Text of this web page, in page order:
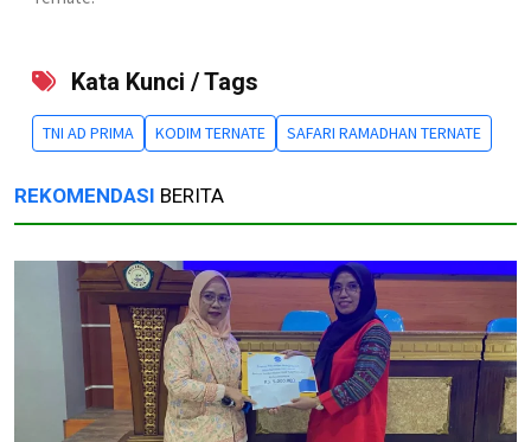
Kata Kunci / Tags
TNI AD PRIMA KODIM TERNATE SAFARI RAMADHAN TERNATE
REKOMENDASI BERITA